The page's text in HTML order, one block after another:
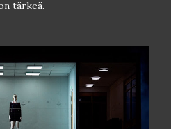
tärkeä.